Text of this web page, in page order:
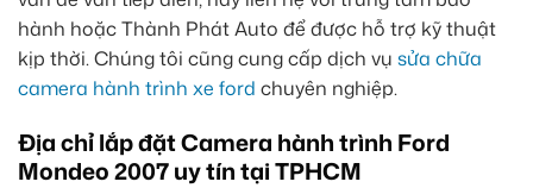
hành hoặc Thành Phát Auto để được hỗ trợ kỹ thuật
kịp thời. Chúng tôi cũng cung cấp dịch vụ sửa chữa
camera hành trình xe ford chuyên nghiệp.
Địa chỉ lắp đặt Camera hành trình Ford
Mondeo 2007 uy tín tại TPHCM